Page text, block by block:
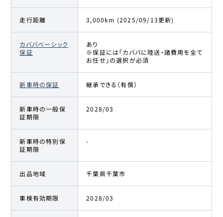
走行距離 3,000km (2025/09/13更新)
カババベーシック
保証
あり
※保証には「カババに陸送・諸費用を全て
お任せ」の選択が必須
新車時の保証 継承できる（有償）
新車時の一般保
証期限
2028/03
新車時の特別保
証期限
-
出品地域 千葉県千葉市
車検有効期限 2028/03